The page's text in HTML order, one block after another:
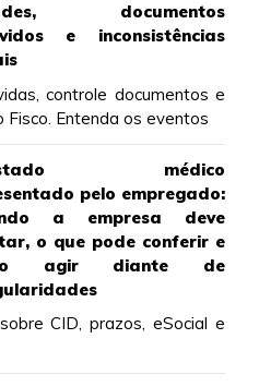
documentos
e inconsistências
controle documentos e
Entenda os eventos
médico
pelo empregado:
a empresa deve
o que pode conferir e
agir diante de
CID, prazos, eSocial e